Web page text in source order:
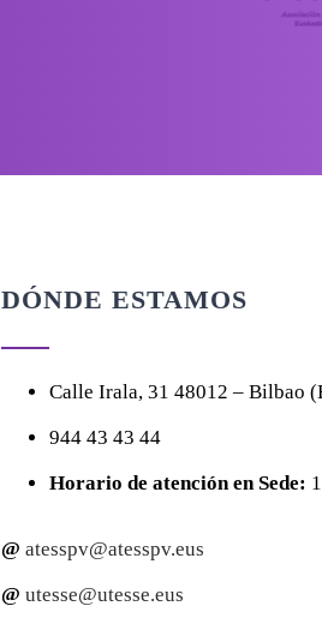
DÓNDE ESTAMOS
CalleIrala, 3148012 – Bilbao
944 43 43 44
Horario de atención en Sede:
@ atesspv@atesspv.eus
@ utesse@utesse.eus